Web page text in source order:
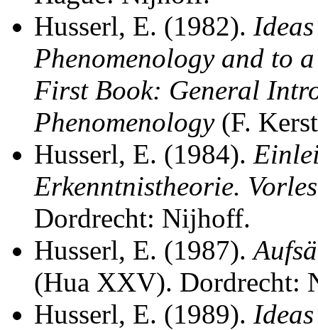
Husserl, E. (1982).
Phenomenology and to
First Book: General
Phenomenology(F.
Husserl, E. (1984).
Erkenntnistheorie.
Dordrecht: Nijhoff.
Husserl, E. (1987).
(Hua XXV). Dordrecht:
Husserl, E. (1989).